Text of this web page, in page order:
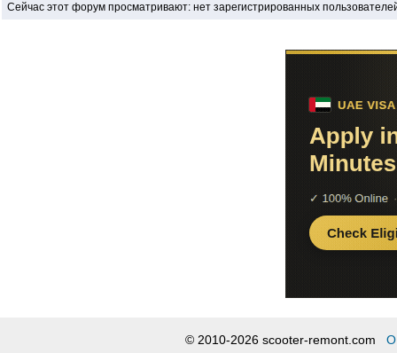
Сейчас этот форум просматривают: нет зарегистрированных
© 2010-2026 scooter-remont.com О